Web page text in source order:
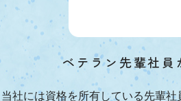
ベテラン先輩社員
当社には資格を所有している先輩社